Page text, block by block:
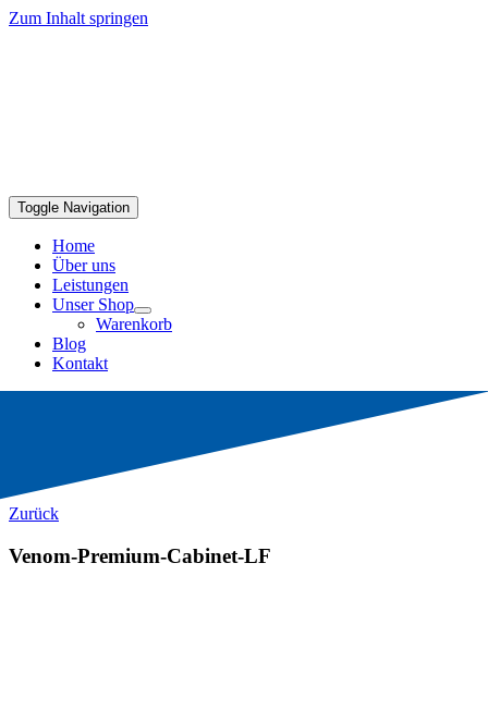
Zum Inhalt springen
Toggle Navigation
Home
Über uns
Leistungen
Unser Shop
Warenkorb
Blog
Kontakt
Zurück
Venom-Premium-Cabinet-LF